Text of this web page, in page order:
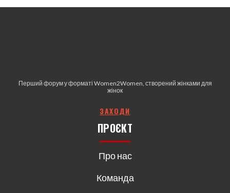
Перший форум у форматі Women2Women, створений жінками для
жінок
ЗАХОДИ
ПРОЄКТ
Про нас
Команда